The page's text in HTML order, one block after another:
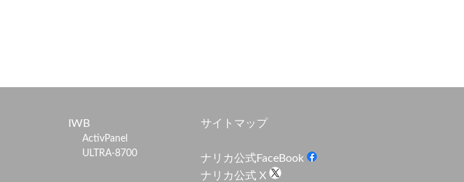
IWB
ActivPanel
ULTRA-8700
サイトマップ
ナリカ公式FaceBook
ナリカ公式 X